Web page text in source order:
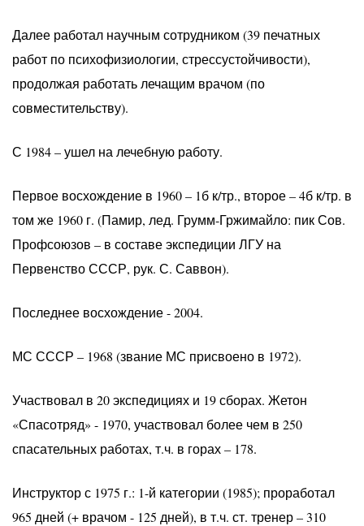
Далее работал научным сотрудником (39 печатных
работ по психофизиологии, стрессустойчивости),
продолжая работать лечащим врачом (по
совместительству).
С 1984 – ушел на лечебную работу.
Первое восхождение в 1960 – 1б к/тр., второе – 4б к/тр. в
том же 1960 г. (Памир, лед. Грумм-Гржимайло: пик Сов.
Профсоюзов – в составе экспедиции ЛГУ на
Первенство СССР, рук. С. Саввон).
Последнее восхождение - 2004.
МС СССР – 1968 (звание МС присвоено в 1972).
Участвовал в 20 экспедициях и 19 сборах. Жетон
«Спасотряд» - 1970, участвовал более чем в 250
спасательных работах, т.ч. в горах – 178.
Инструктор с 1975 г.: 1-й категории (1985); проработал
965 дней (+ врачом - 125 дней), в т.ч. ст. тренер – 310